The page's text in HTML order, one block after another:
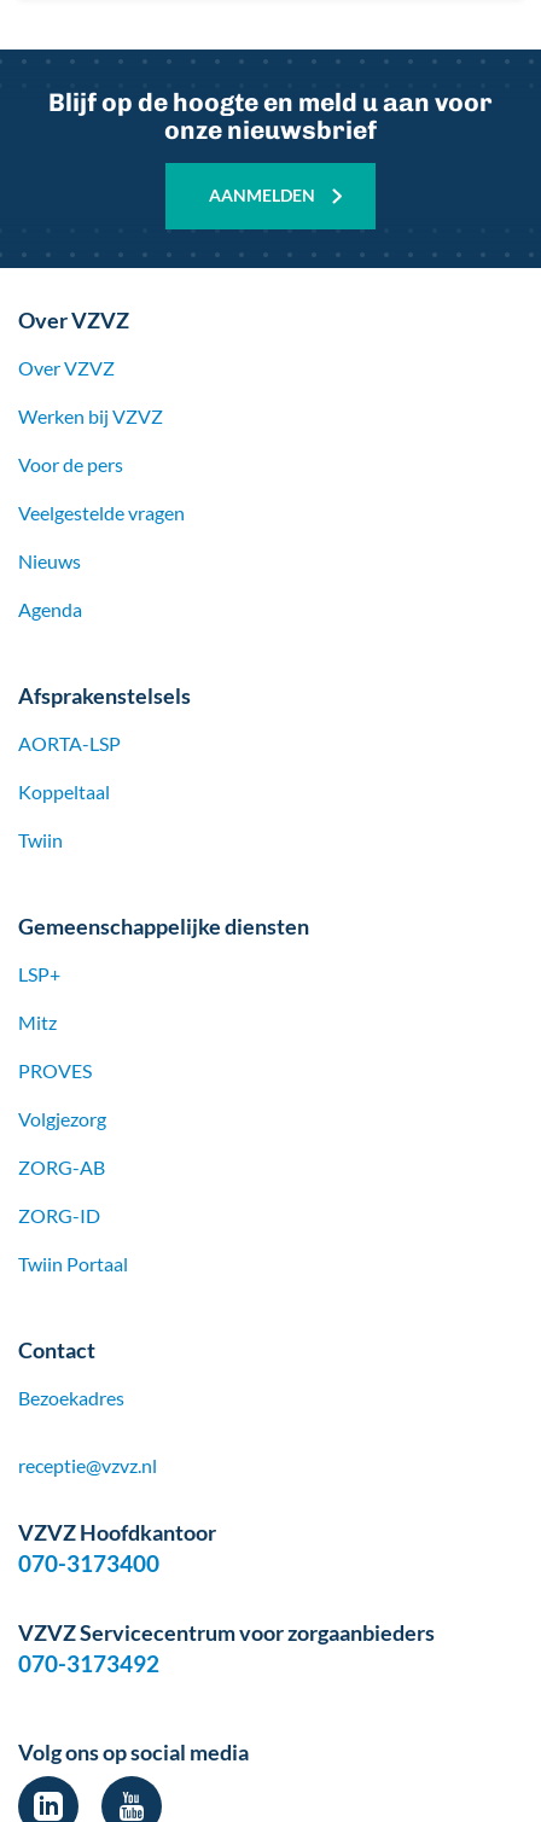
Blijf op de hoogte en meld u aan voor
onze nieuwsbrief
AANMELDEN
Over VZVZ
Over VZVZ
Werken bij VZVZ
Voor de pers
Veelgestelde vragen
Nieuws
Agenda
Afsprakenstelsels
AORTA-LSP
Koppeltaal
Twiin
Gemeenschappelijke diensten
LSP+
Mitz
PROVES
Volgjezorg
ZORG-AB
ZORG-ID
Twiin Portaal
Contact
Bezoekadres
receptie@vzvz.nl
VZVZ Hoofdkantoor
070-3173400
VZVZ Servicecentrum voor zorgaanbieders
070-3173492
Volg ons op social media